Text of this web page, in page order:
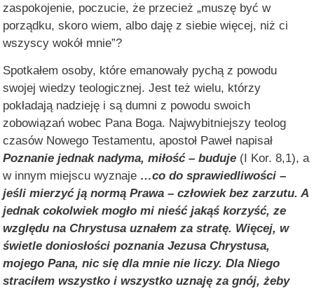
zaspokojenie, poczucie, że przecież „muszę być w
porządku, skoro wiem, albo daję z siebie więcej, niż ci
wszyscy wokół mnie”?
Spotkałem osoby, które emanowały pychą z powodu
swojej wiedzy teologicznej. Jest też wielu, którzy
pokładają nadzieję i są dumni z powodu swoich
zobowiązań wobec Pana Boga. Najwybitniejszy teolog
czasów Nowego Testamentu, apostoł Paweł napisał
Poznanie jednak nadyma, miłość – buduje (I Kor. 8,1), a
w innym miejscu wyznaje …co do sprawiedliwości –
jeśli mierzyć ją normą Prawa – człowiek bez zarzutu. A
jednak cokolwiek mogło mi nieść jakąś korzyść, ze
względu na Chrystusa uznałem za stratę. Więcej, w
świetle doniosłości poznania Jezusa Chrystusa,
mojego Pana, nic się dla mnie nie liczy. Dla Niego
straciłem wszystko i wszystko uznaję za gnój, żeby